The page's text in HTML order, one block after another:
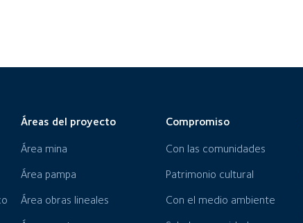
Áreas del proyecto
Área mina
Área pampa
Área obras lineales
Compromiso
Con las comunidades
Patrimonio cultural
Con el medio ambiente